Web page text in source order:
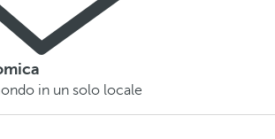
in un solo locale